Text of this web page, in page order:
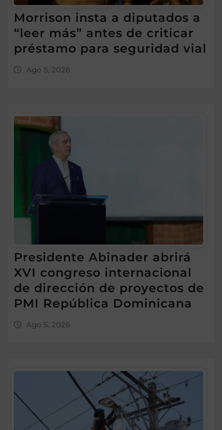
Morrison insta a diputados a
“leer más” antes de criticar
préstamo para seguridad vial
Ago 5, 2026
Presidente Abinader abrirá
XVI congreso internacional
de dirección de proyectos de
PMI República Dominicana
Ago 5, 2026